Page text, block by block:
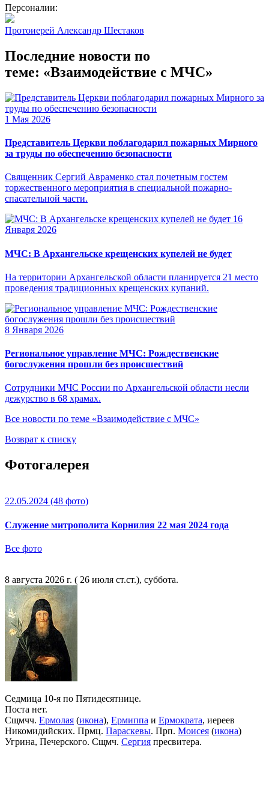
Персоналии:
Протоиерей Александр Шестаков
Последние новости по
теме: «Взаимодействие с МЧС»
1 Мая 2026
Представитель Церкви поблагодарил пожарных Мирного
за труды по обеспечению безопасности
Священник Сергий Авраменко стал почетным гостем
торжественного мероприятия в специальной пожарно-
спасательной части.
16
Января 2026
МЧС: В Архангельске крещенских купелей не будет
На территории Архангельской области планируется 21 место
проведения традиционных крещенских купаний.
8 Января 2026
Региональное управление МЧС: Рождественские
богослужения прошли без происшествий
Cотрудники МЧС России по Архангельской области несли
дежурство в 68 храмах.
Все новости по теме «Взаимодействие с МЧС»
Возврат к списку
Фотогалерея
22.05.2024 (48 фото)
Служение митрополита Корнилия 22 мая 2024 года
Все фото
8 августа 2026 г. ( 26 июля ст.ст.), суббота.
Седмица 10-я по Пятидесятнице.
Поста нет.
Сщмчч. Ермолая (икона), Ермиппа и Ермократа, иереев
Никомидийских. Прмц. Параскевы. Прп. Моисея (икона)
Угрина, Печерского. Сщмч. Сергия пресвитера.